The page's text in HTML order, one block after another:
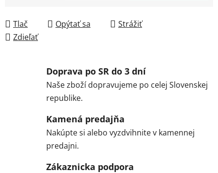
Tlač Opýtať sa
Strážiť
Zdieľať
Doprava po SR do 3 dní
Naše zboží dopravujeme po celej Slovenskej
republike.
Kamená predajňa
Nakúpte si alebo vyzdvihnite v kamennej
predajni.
Zákaznicka podpora